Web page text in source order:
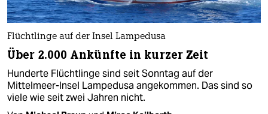
Flüchtlinge auf der Insel Lampedusa
Über 2.000 Ankünfte in kurzer Zeit
Hunderte Flüchtlinge sind seit Sonntag auf der
Mittelmeer-Insel Lampedusa angekommen. Das sind so
viele wie seit zwei Jahren nicht.